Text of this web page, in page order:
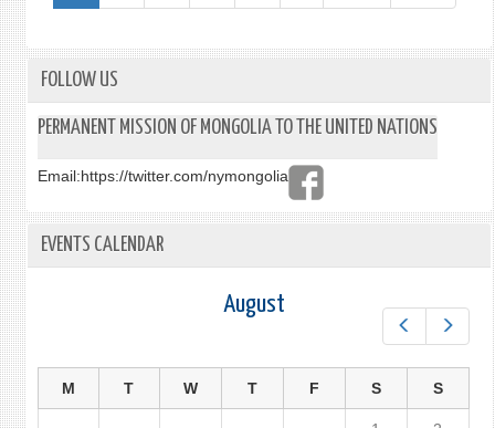
ТИО-
FOLLOW US
PERMANENT MISSION OF MONGOLIA TO THE UNITED NATIONS
Email:https://twitter.com/nymongolia
EVENTS CALENDAR
August
M T W T F S S